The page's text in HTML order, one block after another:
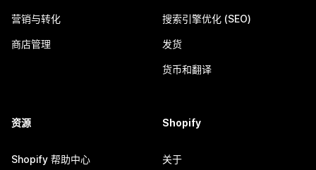
营销与转化
商店管理
搜索引擎优化 (SEO)
发货
货币和翻译
资源
Shopify 帮助中心
Shopify
关于